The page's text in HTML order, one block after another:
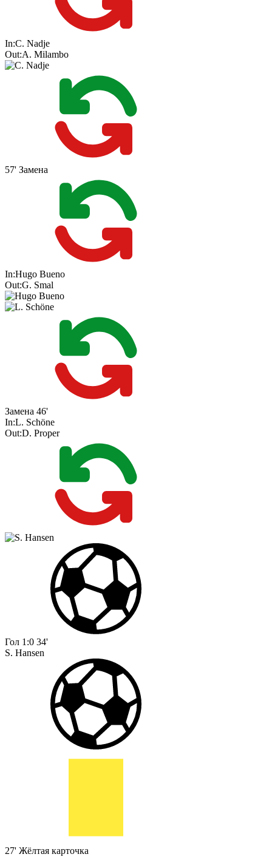
In:C. Nadje
Out:A. Milambo
57' Замена
In:Hugo Bueno
Out:G. Smal
Замена 46'
In:L. Schöne
Out:D. Proper
Гол 1:0 34'
S. Hansen
27' Жёлтая карточка